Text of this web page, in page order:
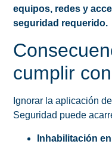
equipos, redes y
seguridad requerido.
cumplir
Ignorar la aplicación
Seguridad puede
Inhabilitación